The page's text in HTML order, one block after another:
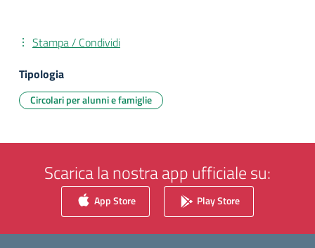
Stampa / Condividi
Tipologia
Circolari per alunni e famiglie
Scarica la nostra app ufficiale su:
App Store Play Store